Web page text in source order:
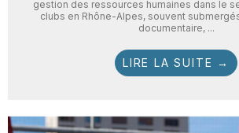
gestion des ressources humaines dans le
clubs en Rhône-Alpes, souvent
documentaire, ...
LIRE LA SUITE →